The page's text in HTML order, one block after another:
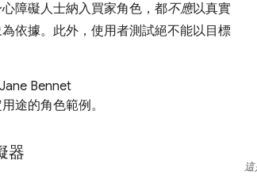
障礙人士納入買家角色，都不應以真實
依據。此外，使用者測試絕不能以目標
Bennet
途的角色範例。
器